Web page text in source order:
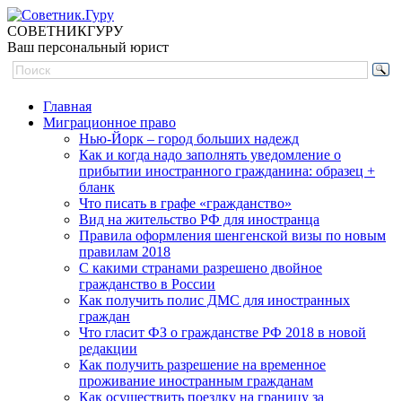
СОВЕТНИКГУРУ
Ваш персональный юрист
Главная
Миграционное право
Нью-Йорк – город больших надежд
Как и когда надо заполнять уведомление о
прибытии иностранного гражданина: образец +
бланк
Что писать в графе «гражданство»
Вид на жительство РФ для иностранца
Правила оформления шенгенской визы по новым
правилам 2018
С какими странами разрешено двойное
гражданство в России
Как получить полис ДМС для иностранных
граждан
Что гласит ФЗ о гражданстве РФ 2018 в новой
редакции
Как получить разрешение на временное
проживание иностранным гражданам
Как осуществить поездку на границу за